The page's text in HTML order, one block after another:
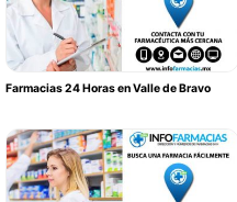
Farmacias 24 Horas en Valle de Bravo